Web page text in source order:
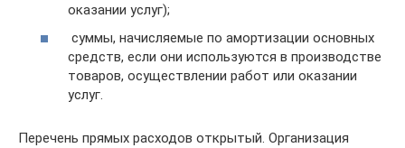
оказании услуг);
суммы, начисляемые по амортизации основных
средств, если они используются в производстве
товаров, осуществлении работ или оказании
услуг.
Перечень прямых расходов открытый. Организация